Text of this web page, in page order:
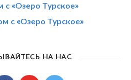
с «Озеро Турское»
с «Озеро Турское»
НА НАС